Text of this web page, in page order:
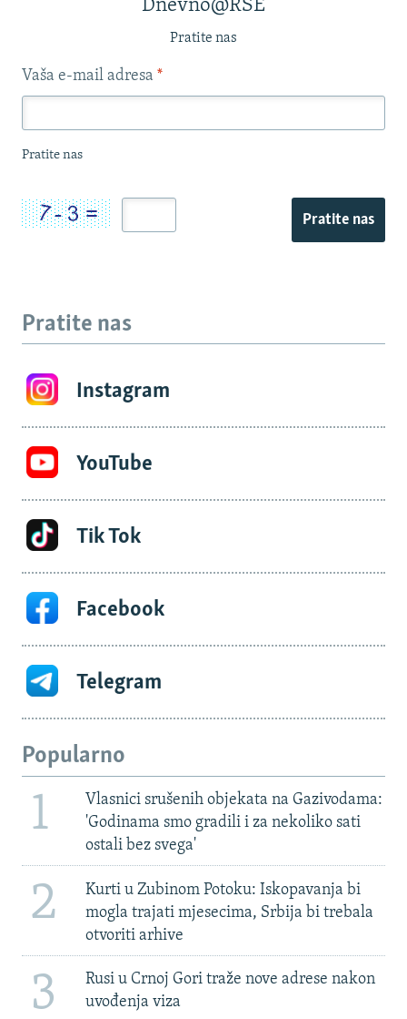
Dnevno@RSE
Pratite nas
Vaša e-mail adresa *
Pratite nas
Pratite nas
Pratite nas
Instagram
YouTube
Tik Tok
Facebook
Telegram
Popularno
1
Vlasnici srušenih objekata na Gazivodama:
'Godinama smo gradili i za nekoliko sati
ostali bez svega'
2
Kurti u Zubinom Potoku: Iskopavanja bi
mogla trajati mjesecima, Srbija bi trebala
otvoriti arhive
3
Rusi u Crnoj Gori traže nove adrese nakon
uvođenja viza